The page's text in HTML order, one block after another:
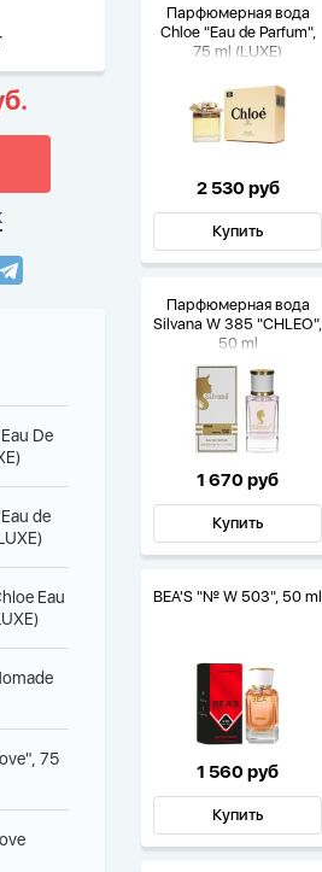
De
de
Eau
75
Парфюмерная вода
Chloe "Eau de Parfum",
75 ml (LUXE)
2 530 руб
Купить
Парфюмерная вода
Silvana W 385 "CHLEO",
50 ml
1 670 руб
Купить
BEA'S "№ W 503", 50 ml
1 560 руб
Купить